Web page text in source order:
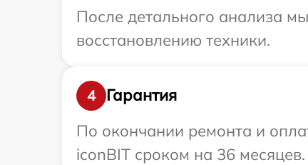
После детального анализа
восстановлению техники.
4
Гарантия
По окончании ремонта и
iconBIT сроком на 36 месяцев.